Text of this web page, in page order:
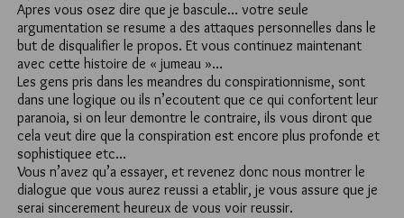
Apres vous osez dire que je bascule… votre seule
argumentation se resume a des attaques personnelles dans le
but de disqualifier le propos. Et vous continuez maintenant
avec cette histoire de « jumeau »…
Les gens pris dans les meandres du conspirationnisme, sont
dans une logique ou ils n’ecoutent que ce qui confortent leur
paranoia, si on leur demontre le contraire, ils vous diront que
cela veut dire que la conspiration est encore plus profonde et
sophistiquee etc…
Vous n’avez qu’a essayer, et revenez donc nous montrer le
dialogue que vous aurez reussi a etablir, je vous assure que je
serai sincerement heureux de vous voir reussir.